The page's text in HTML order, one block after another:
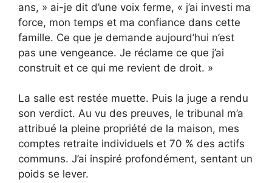
ans, » ai-je dit d’une voix ferme, « j’ai investi ma
force, mon temps et ma confiance dans cette
famille. Ce que je demande aujourd’hui n’est
pas une vengeance. Je réclame ce que j’ai
construit et ce qui me revient de droit. »
La salle est restée muette. Puis la juge a rendu
son verdict. Au vu des preuves, le tribunal m’a
attribué la pleine propriété de la maison, mes
comptes retraite individuels et 70 % des actifs
communs. J’ai inspiré profondément, sentant un
poids se lever.